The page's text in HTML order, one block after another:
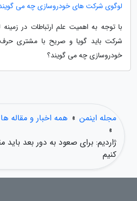
لوگوی شرکت های خودروسازی چه می
با توجه به اهمیت علم ارتباطات در
شرکت باید گویا و صریح با مشتری
خودروسازی چه می گویند؟
مجله اینمن » همه اخبار و مقاله ها
»
ژاردیم: برای صعود به دور بعد
کنیم